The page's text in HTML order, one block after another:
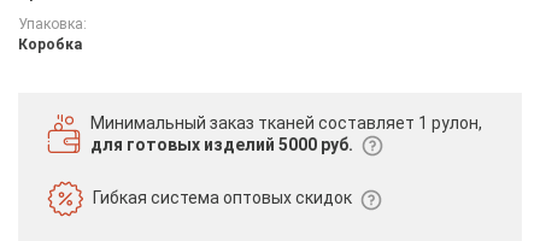
Упаковка:
Коробка
Минимальный заказ тканей составляет 1 рулон,
для готовых изделий 5000 руб.
Гибкая системаоптовых скидок